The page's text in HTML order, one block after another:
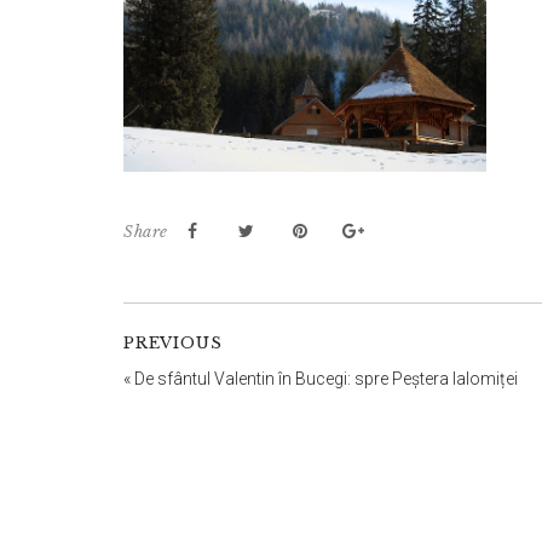
Share
PREVIOUS
« De sfântul Valentin în Bucegi: spre Peștera Ialomiței